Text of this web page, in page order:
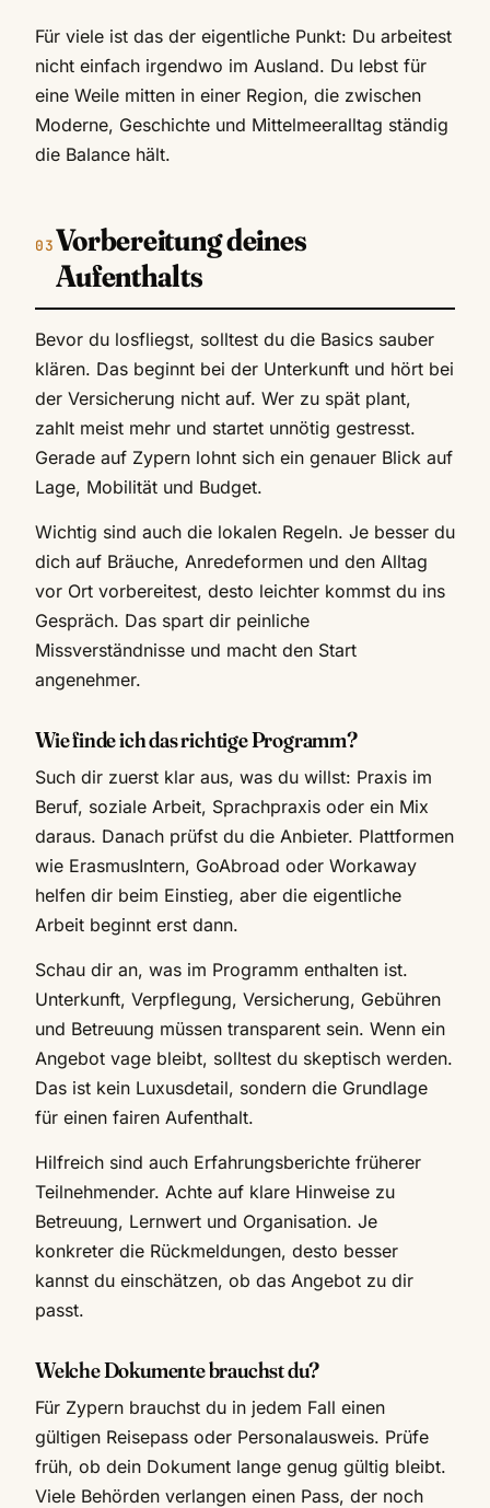
Für viele ist das der eigentliche Punkt: Du arbeitest
nicht einfach irgendwo im Ausland. Du lebst für
eine Weile mitten in einer Region, die zwischen
Moderne, Geschichte und Mittelmeeralltag ständig
die Balance hält.
Vorbereitung deines
Aufenthalts
Bevor du losfliegst, solltest du die Basics sauber
klären. Das beginnt bei der Unterkunft und hört bei
der Versicherung nicht auf. Wer zu spät plant,
zahlt meist mehr und startet unnötig gestresst.
Gerade auf Zypern lohnt sich ein genauer Blick auf
Lage, Mobilität und Budget.
Wichtig sind auch die lokalen Regeln. Je besser du
dich auf Bräuche, Anredeformen und den Alltag
vor Ort vorbereitest, desto leichter kommst du ins
Gespräch. Das spart dir peinliche
Missverständnisse und macht den Start
angenehmer.
Wie finde ich das richtige Programm?
Such dir zuerst klar aus, was du willst: Praxis im
Beruf, soziale Arbeit, Sprachpraxis oder ein Mix
daraus. Danach prüfst du die Anbieter. Plattformen
wie ErasmusIntern, GoAbroad oder Workaway
helfen dir beim Einstieg, aber die eigentliche
Arbeit beginnt erst dann.
Schau dir an, was im Programm enthalten ist.
Unterkunft, Verpflegung, Versicherung, Gebühren
und Betreuung müssen transparent sein. Wenn ein
Angebot vage bleibt, solltest du skeptisch werden.
Das ist kein Luxusdetail, sondern die Grundlage
für einen fairen Aufenthalt.
Hilfreich sind auch Erfahrungsberichte früherer
Teilnehmender. Achte auf klare Hinweise zu
Betreuung, Lernwert und Organisation. Je
konkreter die Rückmeldungen, desto besser
kannst du einschätzen, ob das Angebot zu dir
passt.
Welche Dokumente brauchst du?
Für Zypern brauchst du in jedem Fall einen
gültigen Reisepass oder Personalausweis. Prüfe
früh, ob dein Dokument lange genug gültig bleibt.
Viele Behörden verlangen einen Pass, der noch